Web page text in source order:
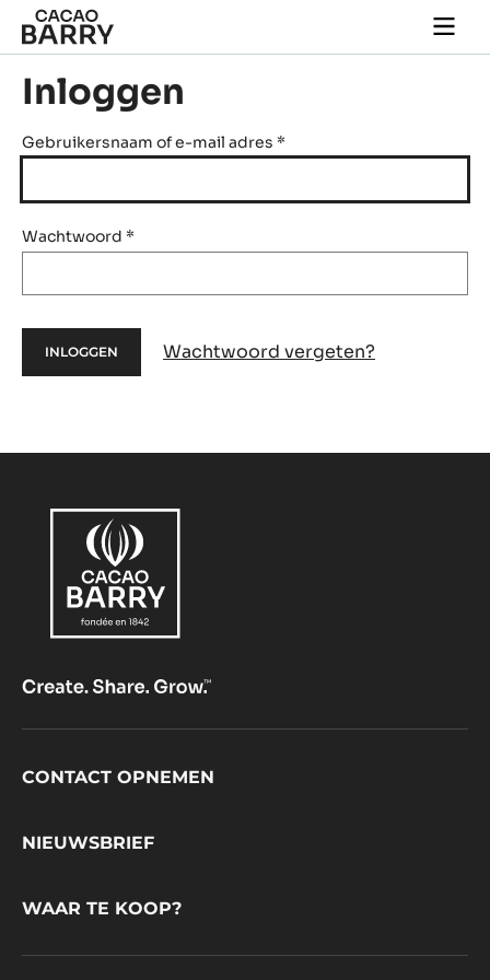
Skip to main content
main
Inloggen
Gebruikersnaam of e-mail adres *
Wachtwoord *
Wachtwoord vergeten?
Footer
CONTACT OPNEMEN
NIEUWSBRIEF
WAAR TE KOOP?